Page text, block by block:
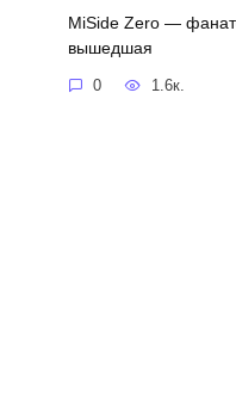
MiSide Zero —
вышедшая
0 1.6к.